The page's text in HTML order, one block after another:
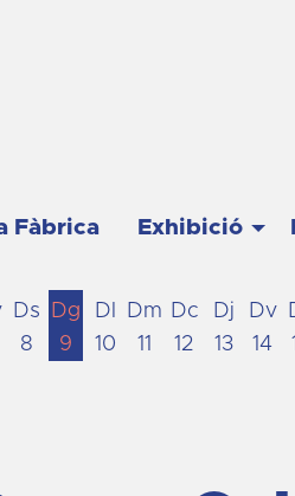
Fàbrica Exhibició
Ds
8
Dg
9
Dl
10
Dm
11
Dc
12
Dj
13
Dv
14